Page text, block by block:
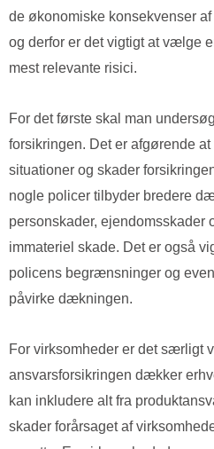
de økonomiske konsekvenser
og derfor er det vigtigt at vælge
mest relevante risici.
For det første skal man
forsikringen. Det er afgørende
situationer og skader
nogle policer tilbyder bredere
personskader, ejendomsskader
immateriel skade. Det er også
policens begrænsninger og
påvirke dækningen.
For virksomheder er det særligt
ansvarsforsikringen dækker
kan inkludere alt fra
skader forårsaget af